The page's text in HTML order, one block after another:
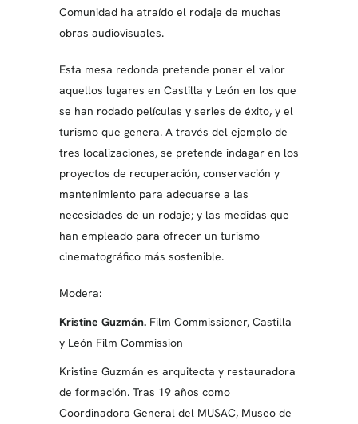
Comunidad ha atraído el rodaje de muchas
obras audiovisuales.
Esta mesa redonda pretende poner el valor
aquellos lugares en Castilla y León en los que
se han rodado películas y series de éxito, y el
turismo que genera. A través del ejemplo de
tres localizaciones, se pretende indagar en los
proyectos de recuperación, conservación y
mantenimiento para adecuarse a las
necesidades de un rodaje; y las medidas que
han empleado para ofrecer un turismo
cinematográfico más sostenible.
Modera:
Kristine Guzmán.Film Commissioner, Castilla
y León Film Commission
Kristine Guzmán es arquitecta y restauradora
de formación. Tras 19 años como
Coordinadora General del MUSAC, Museo de